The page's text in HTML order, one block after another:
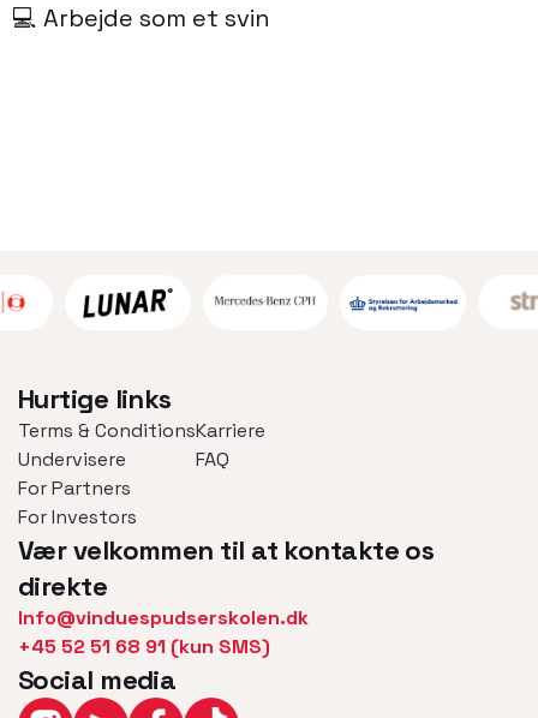
💻 Arbejde som et svin
Hurtige links
Terms & Conditions
Undervisere
For Partners
For Investors
Karriere
FAQ
Vær velkommen til at kontakte os
direkte
Info@vinduespudserskolen.dk
+45 52 51 68 91 (kun SMS)
Social media